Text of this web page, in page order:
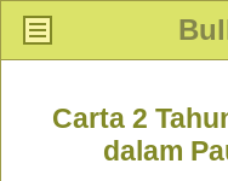
Carta 2
dalam